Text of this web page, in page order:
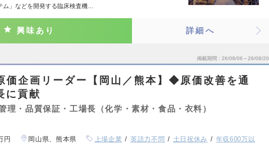
ム」などを開発する臨床検査機…
興味あり 詳細へ
掲載期間 26/08/06～26/08/20
価企画リーダー【岡山／熊本】◆原価改善を通
に貢献
理・品質保証・工場長（化学・素材・食品・衣料）
円 岡山県、熊本県 上場企業 英語力不問 土日祝休み
年収600万以